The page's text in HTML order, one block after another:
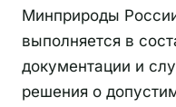
Минприроды
выполняется в
документации и
решения о